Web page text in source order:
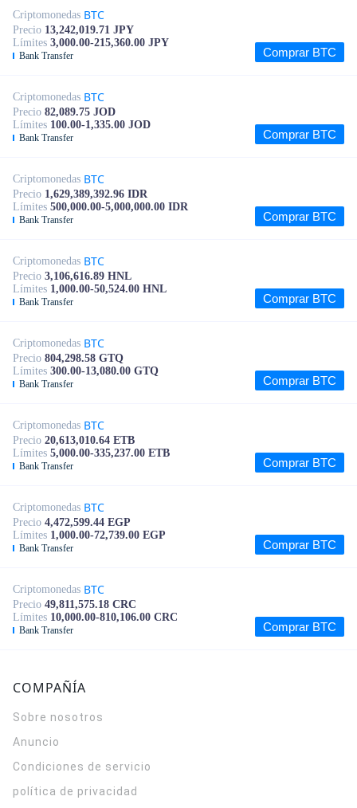
Criptomonedas BTC
Precio 13,242,019.71 JPY
Límites 3,000.00-215,360.00 JPY
Bank Transfer Comprar BTC
Criptomonedas BTC
Precio 82,089.75 JOD
Límites 100.00-1,335.00 JOD
Bank Transfer Comprar BTC
Criptomonedas BTC
Precio 1,629,389,392.96 IDR
Límites 500,000.00-5,000,000.00 IDR
Bank Transfer Comprar BTC
Criptomonedas BTC
Precio 3,106,616.89 HNL
Límites 1,000.00-50,524.00 HNL
Bank Transfer Comprar BTC
Criptomonedas BTC
Precio 804,298.58 GTQ
Límites 300.00-13,080.00 GTQ
Bank Transfer Comprar BTC
Criptomonedas BTC
Precio 20,613,010.64 ETB
Límites 5,000.00-335,237.00 ETB
Bank Transfer Comprar BTC
Criptomonedas BTC
Precio 4,472,599.44 EGP
Límites 1,000.00-72,739.00 EGP
Bank Transfer Comprar BTC
Criptomonedas BTC
Precio 49,811,575.18 CRC
Límites 10,000.00-810,106.00 CRC
Bank Transfer Comprar BTC
COMPAÑÍA
Sobre nosotros
Anuncio
Condiciones de servicio
política de privacidad